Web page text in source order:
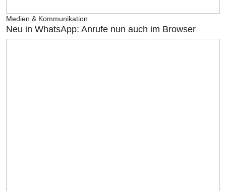
Medien & Kommunikation
Neu in WhatsApp: Anrufe nun auch im Browser